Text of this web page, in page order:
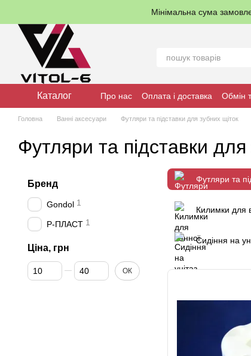
Мінімальна сума
Каталог Про нас Оплата і доставка Обмін
Головна Ванні аксесуари Футляри та підставки для зубних щіток
Футляри та підставки
Футляри та
Килимки для
Сидіння на
Бренд
Gondol 1
Р-ПЛАСТ 1
Ціна, грн
Від Ціна, грн
До Ціна, грн ОК